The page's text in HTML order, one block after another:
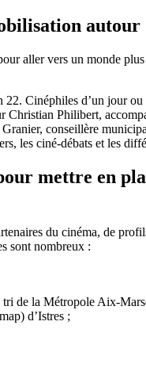
aller vers un monde
Cinéphiles d’un jour
Christian Philibert,
conseillère
les ciné-débats et les
mettre en
du cinéma, de
sont nombreux :
tri de la Métropole Aix-
d’Istres ;